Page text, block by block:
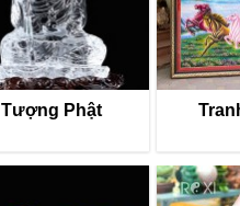
Tượng Phật